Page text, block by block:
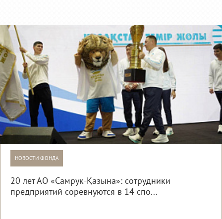
НОВОСТИ ФОНДА
20 лет АО «Самрук-Қазына»: сотрудники
предприятий соревнуются в 14 спо...